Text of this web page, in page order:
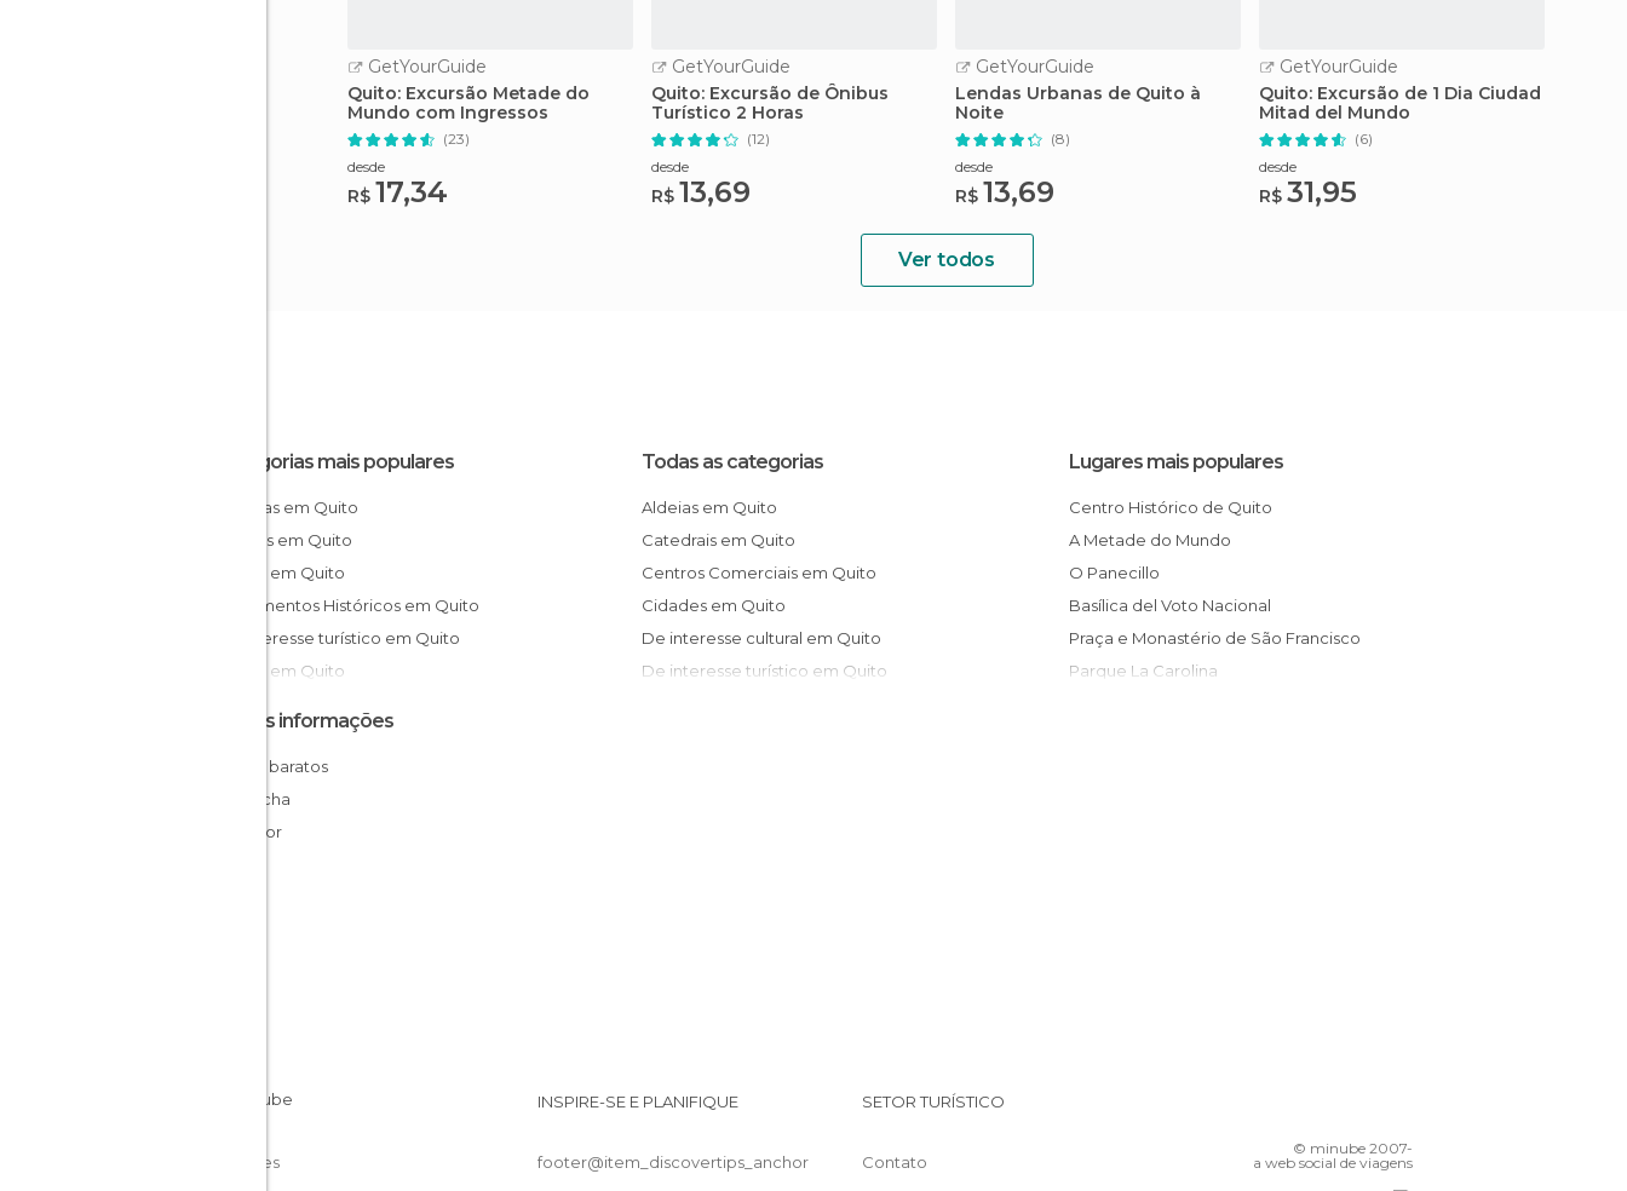
GetYourGuide
Quito: Excursão Metade do
Mundo com Ingressos
(23)
desde
R$ 17,34
GetYourGuide
Quito: Excursão de Ônibus
Turístico 2 Horas
(12)
desde
R$ 13,69
GetYourGuide
Lendas Urbanas de Quito à
Noite
(8)
desde
R$ 13,69
GetYourGuide
Quito: Excursão de 1 Dia Ciudad
Mitad del Mundo
(6)
desde
R$ 31,95
Ver todos
Categorias mais populares
Estátuas em Quito
Museus em Quito
Igrejas em Quito
Monumentos Históricos em Quito
De interesse turístico em Quito
Praças em Quito
Todas as categorias
Aldeias em Quito
Catedrais em Quito
Centros Comerciais em Quito
Cidades em Quito
De interesse cultural em Quito
De interesse turístico em Quito
Palácios em Quito
Reservas Naturais em Quito
Lugares mais populares
Centro Histórico de Quito
A Metade do Mundo
O Panecillo
Basílica del Voto Nacional
Praça e Monastério de São Francisco
Parque La Carolina
Outras informações
Hotéis baratos
Pichincha
Equador
Cookies
INSPIRE-SE E PLANIFIQUE
footer@item_discovertips_anchor
SETOR TURÍSTICO
Contato
© minube 2007-
a web social de viagens